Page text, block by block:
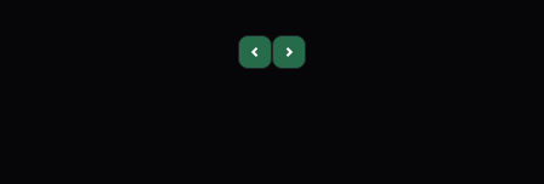
Previous slide
Next slide